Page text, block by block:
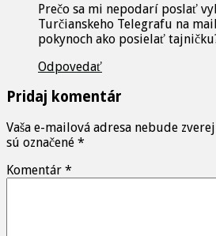
Prečo sa mi nepodarí poslať
Turčianskeho Telegrafu na
pokynoch ako posielať
Odpovedať
Pridaj komentár
Vaša e-mailová adresa nebude
sú označené *
Komentár *